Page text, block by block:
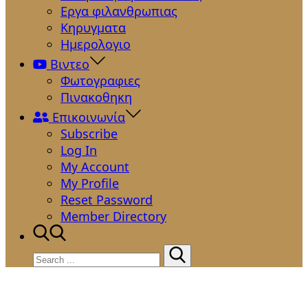
Εργα φιλανθρωπιας
Κηρυγματα
Ημερολογιο
Βιντεο
Φωτογραφιες
Πινακοθηκη
Επικοινωνία
Subscribe
Log In
My Account
My Profile
Reset Password
Member Directory
Search
for: